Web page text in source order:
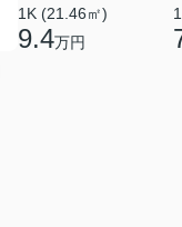
1K (21.46㎡)
9.4万円